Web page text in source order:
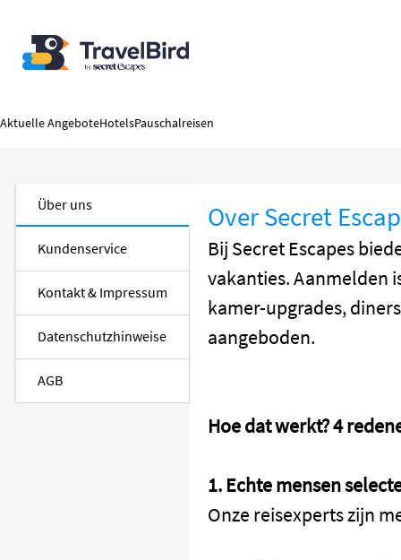
Aktuelle AngeboteHotelsPauschalreisen
Über uns
Kundenservice
Kontakt & Impressum
Datenschutzhinweise
AGB
Over Secret
Bij Secret Escapes
vakanties. Aanmelden
kamer-upgrades,
aangeboden.
Hoe dat werkt? 4
1. Echte mensen
Onze reisexperts zijn